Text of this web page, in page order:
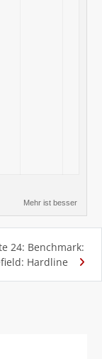
Mehr ist besser
24: Benchmark:
Hardline